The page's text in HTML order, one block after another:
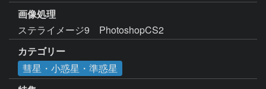
画像処理
ステライメージ9　PhotoshopCS2
カテゴリー
彗星・小惑星・準惑星